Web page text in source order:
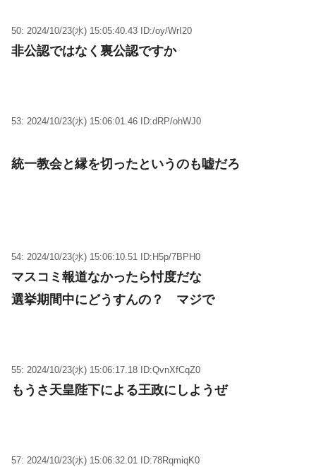
50: 2024/10/23(水) 15:05:40.43 ID:/oy/WrI20
非公認ではなく裏公認ですか
53: 2024/10/23(水) 15:06:01.46 ID:dRP/ohWJ0
統一教会と縁を切ったというのも嘘だろ
54: 2024/10/23(水) 15:06:10.51 ID:H5p/7BPH0
マスコミ報道なかったら忖度だな
選挙期間中にどうすんの？ マジで
55: 2024/10/23(水) 15:06:17.18 ID:QvnXfCqZ0
もうさ天皇陛下による王政にしようぜ
57: 2024/10/23(水) 15:06:32.01 ID:78RqmiqK0